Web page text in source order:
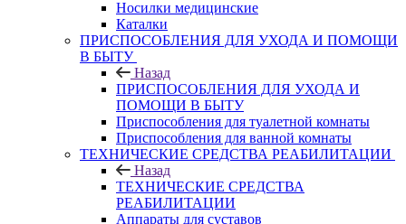
Носилки медицинские
Каталки
ПРИСПОСОБЛЕНИЯ ДЛЯ УХОДА И ПОМОЩИ
В БЫТУ
Назад
ПРИСПОСОБЛЕНИЯ ДЛЯ УХОДА И
ПОМОЩИ В БЫТУ
Приспособления для туалетной комнаты
Приспособления для ванной комнаты
ТЕХНИЧЕСКИЕ СРЕДСТВА РЕАБИЛИТАЦИИ
Назад
ТЕХНИЧЕСКИЕ СРЕДСТВА
РЕАБИЛИТАЦИИ
Аппараты для суставов